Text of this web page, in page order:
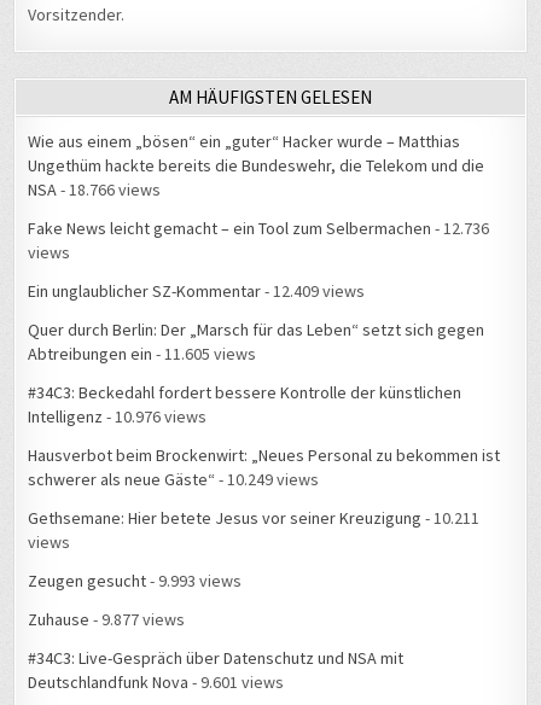
Vorsitzender.
AM HÄUFIGSTEN GELESEN
Wie aus einem „bösen“ ein „guter“ Hacker wurde – Matthias
Ungethüm hackte bereits die Bundeswehr, die Telekom und die
NSA- 18.766 views
Fake News leicht gemacht – ein Tool zum Selbermachen - 12.736
views
Ein unglaublicher SZ-Kommentar- 12.409 views
Quer durch Berlin: Der „Marsch für das Leben“ setzt sich gegen
Abtreibungen ein - 11.605 views
#34C3: Beckedahl fordert bessere Kontrolle der künstlichen
Intelligenz - 10.976 views
Hausverbot beim Brockenwirt: „Neues Personal zu bekommen ist
schwerer als neue Gäste“ - 10.249 views
Gethsemane: Hier betete Jesus vor seiner Kreuzigung - 10.211
views
Zeugen gesucht- 9.993 views
Zuhause - 9.877 views
#34C3: Live-Gespräch über Datenschutz und NSA mit
Deutschlandfunk Nova - 9.601 views